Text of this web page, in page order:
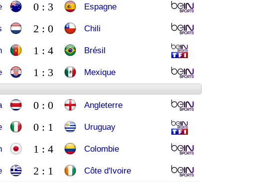
0 : 3 Espagne
2 : 0 Chili
1 : 4 Brésil
1 : 3 Mexique
0 : 0 Angleterre
0 : 1 Uruguay
1 : 4 Colombie
2 : 1 Côte d'Ivoire